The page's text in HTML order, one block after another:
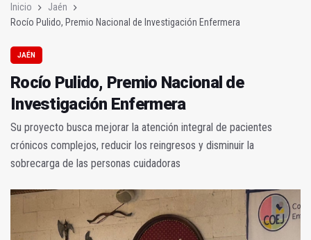
Inicio
Jaén
Rocío Pulido, Premio Nacional de Investigación Enfermera
JAÉN
Rocío Pulido, Premio Nacional de
Investigación Enfermera
Su proyecto busca mejorar la atención integral de pacientes
crónicos complejos, reducir los reingresos y disminuir la
sobrecarga de las personas cuidadoras